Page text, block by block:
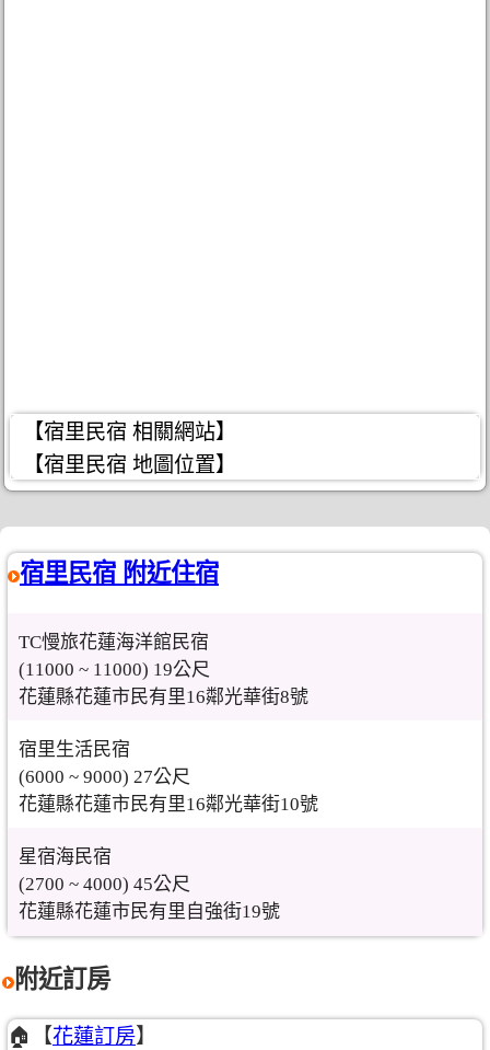
【宿里民宿 相關網站】
【宿里民宿 地圖位置】
宿里民宿 附近住宿
TC慢旅花蓮海洋館民宿
(11000 ~ 11000) 19公尺
花蓮縣花蓮市民有里16鄰光華街8號
宿里生活民宿
(6000 ~ 9000) 27公尺
花蓮縣花蓮市民有里16鄰光華街10號
星宿海民宿
(2700 ~ 4000) 45公尺
花蓮縣花蓮市民有里自強街19號
附近訂房
🏠【花蓮訂房】